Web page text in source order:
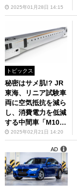
2025年01月28日 14:15
トピックス
秘密はサメ肌!? JR
東海、リニア試験車
両に空気抵抗を減ら
し、消費電力を低減
する中間車「M10」
を導入へ
2025年02月21日 14:20
AD